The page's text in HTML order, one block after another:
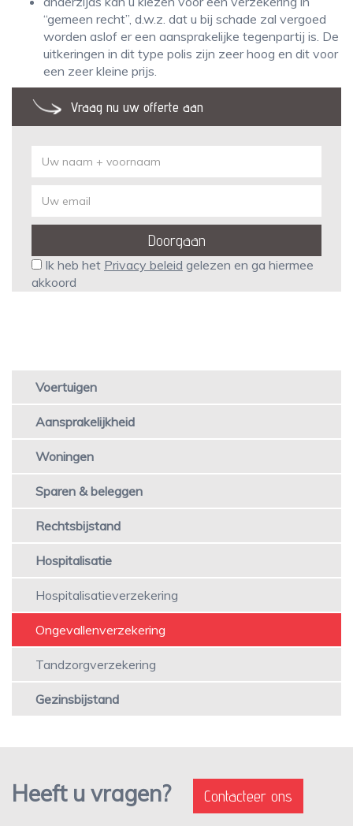
“gemeen recht”, d.w.z. dat u bij schade zal vergoed
worden aslof er een aansprakelijke tegenpartij is. De
uitkeringen in dit type polis zijn zeer hoog en dit voor
een zeer kleine prijs.
Vraag nu uw offerte aan
Ik heb het Privacy beleid gelezen en ga hiermee
akkoord
Producten
Voertuigen
Aansprakelijkheid
Woningen
Sparen & beleggen
Rechtsbijstand
Hospitalisatie
Hospitalisatieverzekering
Ongevallenverzekering
Tandzorgverzekering
Gezinsbijstand
Heeft u vragen? Contacteer ons